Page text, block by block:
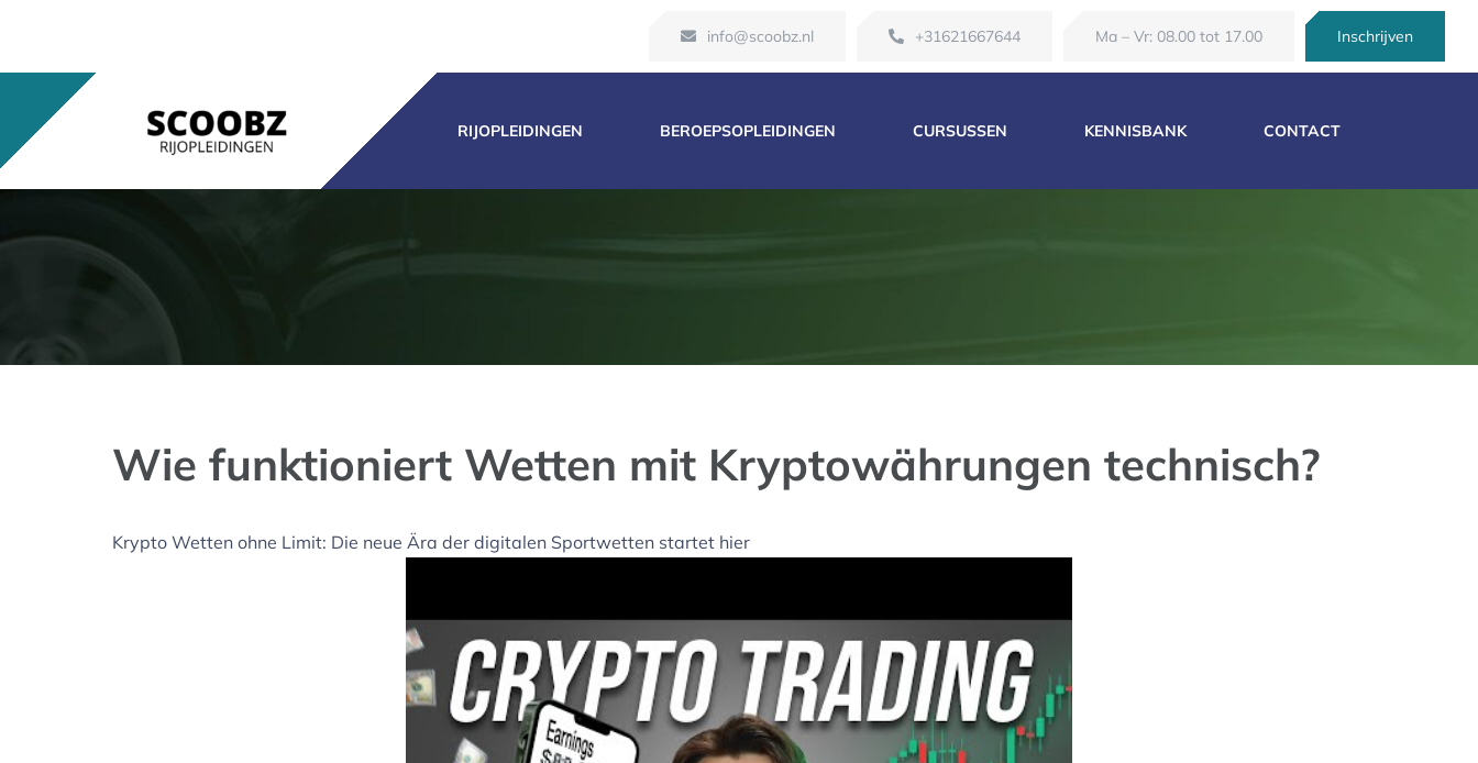
inhoud
info@scoobz.nl +31621667644 Ma – Vr: 08.00 tot 17.00 Inschrijven
RIJOPLEIDINGEN BEROEPSOPLEIDINGEN CURSUSSEN KENNISBANK CONTACT
Wie funktioniert Wetten mit Kryptowährungen technisch?
Krypto Wetten ohne Limit: Die neue Ära der digitalen Sportwetten startet hier